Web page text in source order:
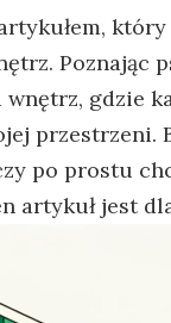
Poznając
gdzie
przestrzeni.
po prostu
‌artykuł jest